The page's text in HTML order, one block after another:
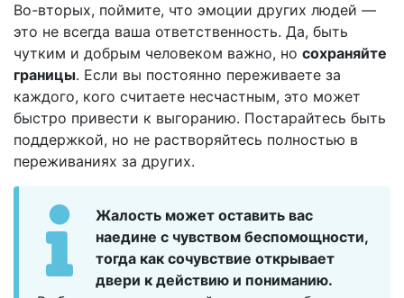
Во-вторых, поймите, что эмоции других людей —
это не всегда ваша ответственность. Да, быть
чутким и добрым человеком важно, но сохраняйте
границы. Если вы постоянно переживаете за
каждого, кого считаете несчастным, это может
быстро привести к выгоранию. Постарайтесь быть
поддержкой, но не растворяйтесь полностью в
переживаниях за других.
Жалость может оставить вас
наедине с чувством беспомощности,
тогда как сочувствие открывает
двери к действию и пониманию.